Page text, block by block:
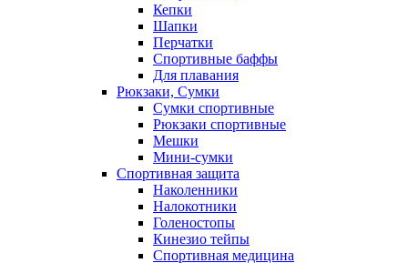
Кепки
Шапки
Перчатки
Спортивные баффы
Для плавания
Рюкзаки, Сумки
Сумки спортивные
Рюкзаки спортивные
Мешки
Мини-сумки
Спортивная защита
Наколенники
Налокотники
Голеностопы
Кинезио тейпы
Спортивная медицина